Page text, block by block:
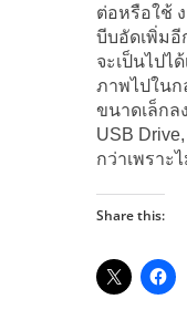
ต่อหรือใช้
บีบอัดเพิ่มอี
จะเป็นไปไ
ภาพไปใน
ขนาดเล็กล
USB
กว่าเพรา
Share this: